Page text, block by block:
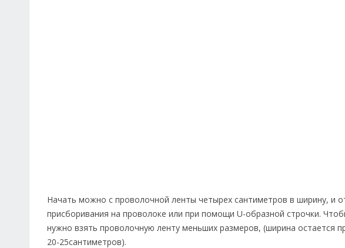
Начать можно с проволочной ленты четырех сантиметров в ширину, и
присборивания на проволоке или при помощи U-образной строчки.
нужно взять проволочную ленту меньших размеров, (ширина остается
20-25сантиметров).